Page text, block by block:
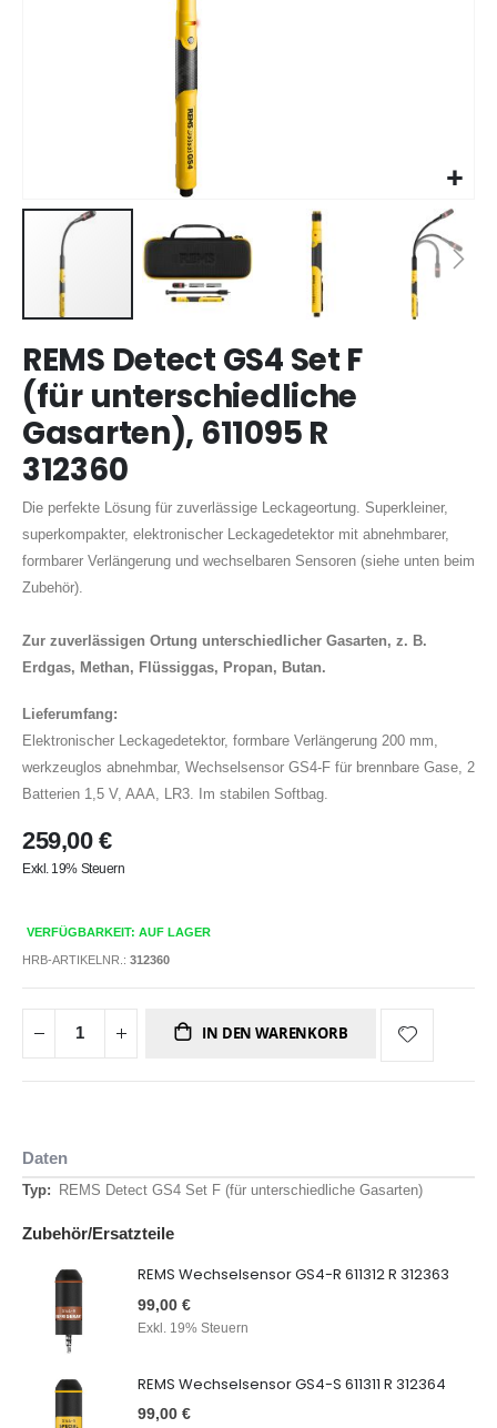
Anfang
der
Bildergalerie
springen
REMS Detect GS4 Set F
(für unterschiedliche
Gasarten), 611095 R
312360
Die perfekte Lösung für zuverlässige Leckageortung. Superkleiner,
superkompakter, elektronischer Leckagedetektor mit abnehmbarer,
formbarer Verlängerung und wechselbaren Sensoren (siehe unten beim
Zubehör).
Zur zuverlässigen Ortung unterschiedlicher Gasarten, z. B.
Erdgas, Methan, Flüssiggas, Propan, Butan.
Lieferumfang:
Elektronischer Leckagedetektor, formbare Verlängerung 200 mm,
werkzeuglos abnehmbar, Wechselsensor GS4-F für brennbare Gase, 2
Batterien 1,5 V, AAA, LR3. Im stabilen Softbag.
259,00 €
Exkl. 19% Steuern
VERFÜGBARKEIT: AUF LAGER
HRB-ARTIKELNR.: 312360
IN DEN WARENKORB
Daten
Daten REMS Detect GS4 Set F (für unterschiedliche Gasarten)
Zubehör/Ersatzteile
REMS Wechselsensor GS4-R 611312 R 312363
99,00 €
Exkl. 19% Steuern
REMS Wechselsensor GS4-S 611311 R 312364
99,00 €